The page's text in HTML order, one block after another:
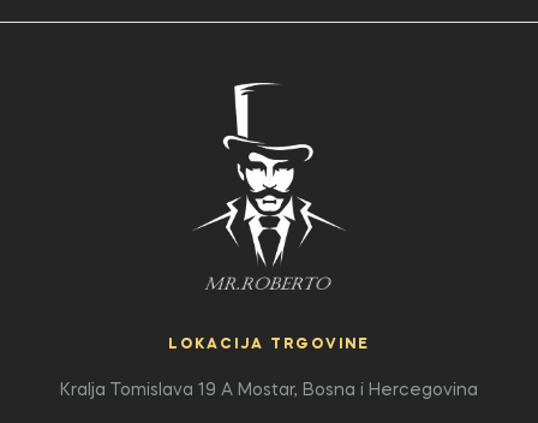
LOKACIJA TRGOVINE
Kralja Tomislava 19 A Mostar, Bosna i Hercegovina